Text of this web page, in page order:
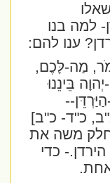
בנו
ענו להם:
מַה-לָּכֶם,
בֵּינֵנוּ
כ"ד- כ"ב]
משה את
כדי